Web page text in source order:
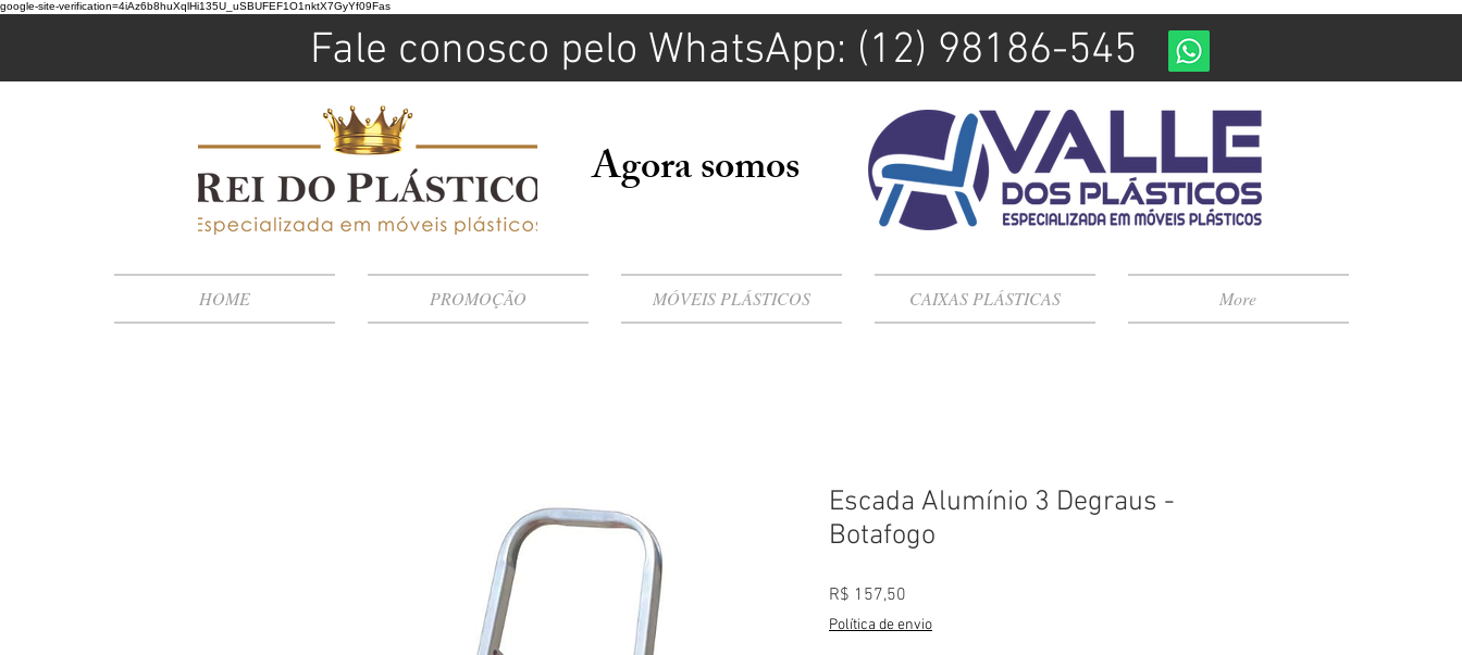
google-site-verification=4iAz6b8huXqlHi135U_uSBUFEF1O1nktX7GyYf09Fas
Agora somos
HOME PROMOÇÃO MÓVEIS PLÁSTICOS CAIXAS PLÁSTICAS More
Fale conosco pelo WhatsApp: (12) 98186-545
Escada Alumínio 3 Degraus -
Botafogo
R$ 157,50
Política de envio